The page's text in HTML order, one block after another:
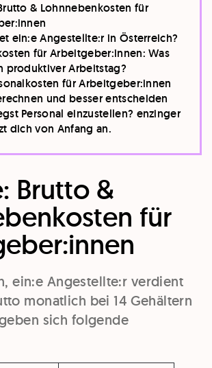
& Lohnnebenkosten für
ein:e Angestellte:r in Österreich?
für Arbeitgeber:innen: Was
produktiver Arbeitstag?
für Arbeitgeber:innen
und besser entscheiden
Personal einzustellen? enzinger
dich von Anfang an.
Brutto &
für
ein:e Angestellte:r verdient
monatlich bei 14 Gehältern
sich folgende